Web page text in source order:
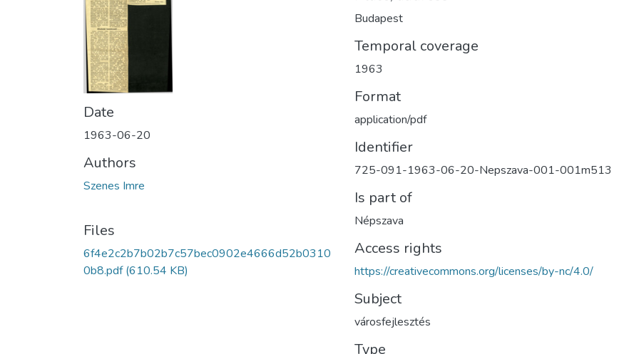
Date
1963-06-20
Authors
Szenes Imre
Files
6f4e2c2b7b02b7c57bec0902e4666d52b0310
0b8.pdf(610.54 KB)
Budapest
Temporal coverage
1963
Format
application/pdf
Identifier
725-091-1963-06-20-Nepszava-001-001m513
Is part of
Népszava
Access rights
https://creativecommons.org/licenses/by-nc/4.0/
Subject
városfejlesztés
Type